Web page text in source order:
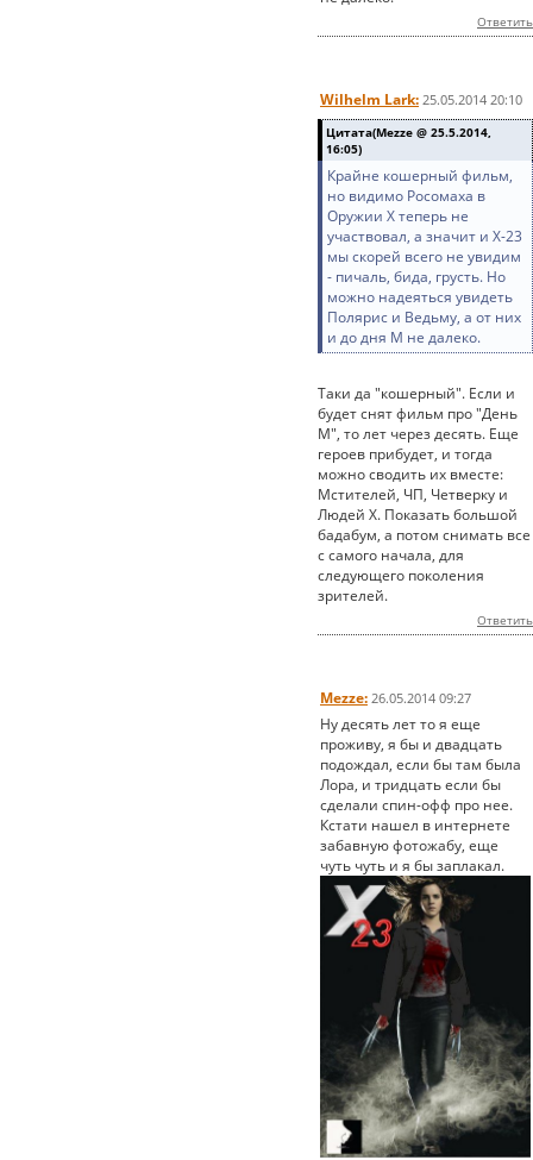
Ответить
Wilhelm Lark: 25.05.2014 20:10
Цитата(Mezze @ 25.5.2014,
16:05)
Крайне кошерный фильм,
но видимо Росомаха в
Оружии Х теперь не
участвовал, а значит и Х-23
мы скорей всего не увидим
- пичаль, бида, грусть. Но
можно надеяться увидеть
Полярис и Ведьму, а от них
и до дня М не далеко.
Таки да "кошерный". Если и
будет снят фильм про "День
М", то лет через десять. Еще
героев прибудет, и тогда
можно сводить их вместе:
Мстителей, ЧП, Четверку и
Людей Х. Показать большой
бадабум, а потом снимать все
с самого начала, для
следующего поколения
зрителей.
Ответить
Mezze: 26.05.2014 09:27
Ну десять лет то я еще
проживу, я бы и двадцать
подождал, если бы там была
Лора, и тридцать если бы
сделали спин-офф про нее.
Кстати нашел в интернете
забавную фотожабу, еще
чуть чуть и я бы заплакал.